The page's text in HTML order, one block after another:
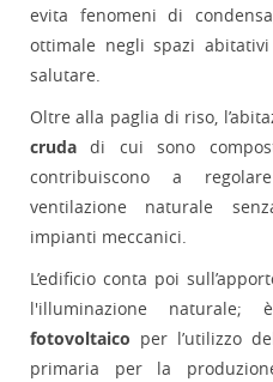
evita fenomeni di
ottimale negli spazi
salutare.
Oltre alla paglia di riso,
cruda di cui sono
contribuiscono a
ventilazione naturale
impianti meccanici.
L’edificio conta poi
l'illuminazione
fotovoltaico per l’utilizzo
primaria per la